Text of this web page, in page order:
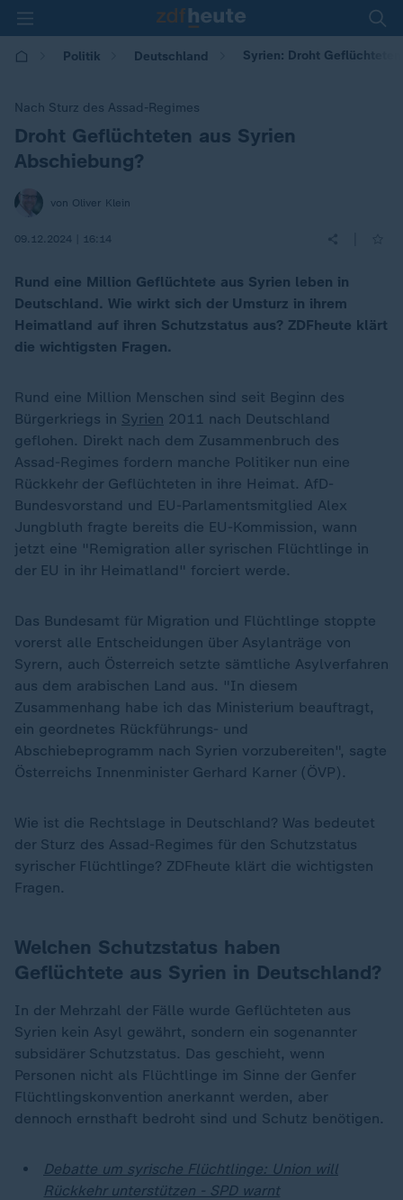
Politik Deutschland Syrien: Droht
Nach Sturz des Assad-Regimes
:Droht Geflüchteten aus Syrien
Abschiebung?
von Oliver Klein
09.12.2024 | 16:14
Rund eine Million Geflüchtete aus Syrien leben in
Deutschland. Wie wirkt sich der Umsturz in ihrem
Heimatland auf ihren Schutzstatus aus? ZDFheute klärt
die wichtigsten Fragen.
Rund eine Million Menschen sind seit Beginn des
Bürgerkriegs in Syrien 2011 nach Deutschland
geflohen. Direkt nach dem Zusammenbruch des
Assad-Regimes fordern manche Politiker nun eine
Rückkehr der Geflüchteten in ihre Heimat. AfD-
Bundesvorstand und EU-Parlamentsmitglied Alex
Jungbluth fragte bereits die EU-Kommission, wann
jetzt eine "Remigration aller syrischen Flüchtlinge in
der EU in ihr Heimatland" forciert werde.
Das Bundesamt für Migration und Flüchtlinge stoppte
vorerst alle Entscheidungen über Asylanträge von
Syrern, auch Österreich setzte sämtliche Asylverfahren
aus dem arabischen Land aus. "In diesem
Zusammenhang habe ich das Ministerium beauftragt,
ein geordnetes Rückführungs- und
Abschiebeprogramm nach Syrien vorzubereiten", sagte
Österreichs Innenminister Gerhard Karner (ÖVP).
Wie ist die Rechtslage in Deutschland? Was bedeutet
der Sturz des Assad-Regimes für den Schutzstatus
syrischer Flüchtlinge? ZDFheute klärt die wichtigsten
Fragen.
Welchen Schutzstatus haben
Geflüchtete aus Syrien in Deutschland?
In der Mehrzahl der Fälle wurde Geflüchteten aus
Syrien kein Asyl gewährt, sondern ein sogenannter
subsidärer Schutzstatus. Das geschieht, wenn
Personen nicht als Flüchtlinge im Sinne der Genfer
Flüchtlingskonvention anerkannt werden, aber
dennoch ernsthaft bedroht sind und Schutz benötigen.
Debatte um syrische Flüchtlinge: Union will
Rückkehr unterstützen - SPD warnt